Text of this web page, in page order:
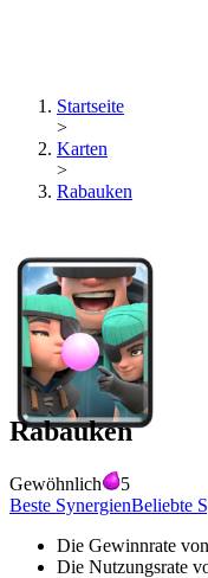
Startseite
>
Karten
>
Rabauken
Rabauken
Gewöhnlich
5
Beste SynergienBeliebte
Die Gewinnrate von
Die Nutzungsrate